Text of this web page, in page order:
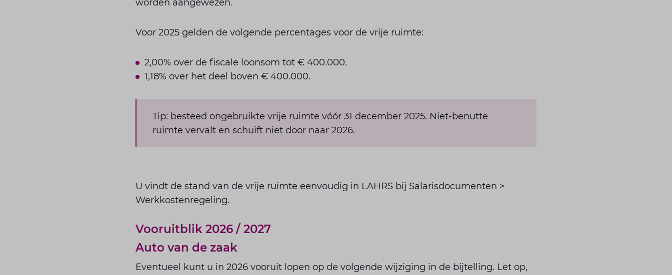
worden aangewezen.
Voor 2025 gelden de volgende percentages voor de vrije ruimte:
2,00% over de fiscale loonsom tot € 400.000.
1,18% over het deel boven € 400.000.
Tip: besteed ongebruikte vrije ruimte vóór 31 december 2025. Niet-benutte
ruimte vervalt en schuift niet door naar 2026.
U vindt de stand van de vrije ruimte eenvoudig in LAHRS bij Salarisdocumenten >
Werkkostenregeling.
Vooruitblik 2026 / 2027
Auto van de zaak
Eventueel kunt u in 2026 vooruit lopen op de volgende wijziging in de bijtelling. Let op,